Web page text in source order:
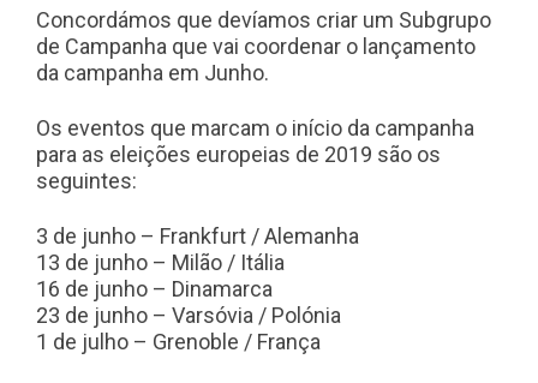
Concordámos que devíamos criar um Subgrupo
de Campanha que vai coordenar o lançamento
da campanha em Junho.
Os eventos que marcam o início da campanha
para as eleições europeias de 2019 são os
seguintes:
3 de junho – Frankfurt / Alemanha
13 de junho – Milão / Itália
16 de junho – Dinamarca
23 de junho – Varsóvia / Polónia
1 de julho – Grenoble / França